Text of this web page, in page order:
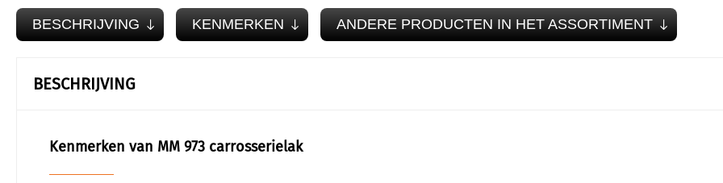
BESCHRIJVING KENMERKEN ANDERE PRODUCTEN IN HET ASSORTIMENT
BESCHRIJVING
Kenmerken van MM 973 carrosserielak